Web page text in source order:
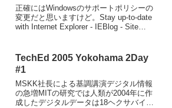
正確にはWindowsのサポートポリシーの
変更だと思いますけど。Stay up-to-date
with Internet Explorer - IEBlog - Site
TechEd 2005 Yokohama 2Day
#1
MSKK社長による基調講演デジタル情報
の急増MITの研究では人類が2004年に作
成したデジタルデータは18ヘクサバイ